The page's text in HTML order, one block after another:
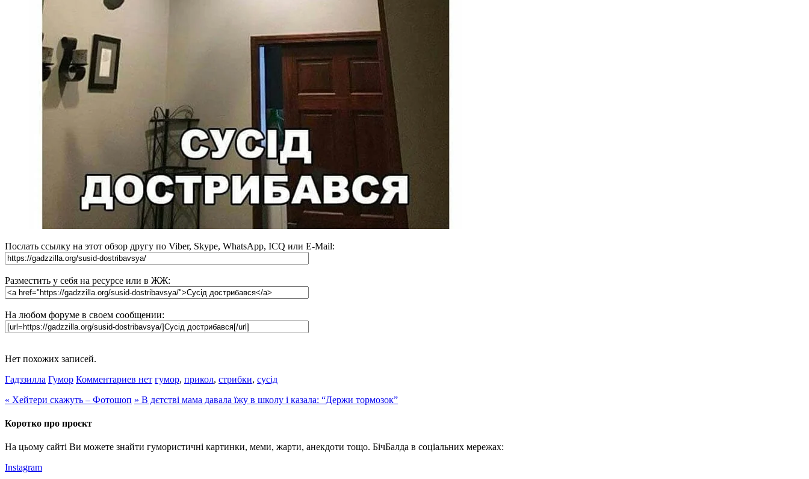
Послать ссылку на этот обзор другу по Viber, Skype, WhatsApp, ICQ или E-Mail:
Разместить у себя на ресурсе или в ЖЖ:
На любом форуме в своем сообщении:
Нет похожих записей.
Гадззилла Гумор Комментариев нет гумор, прикол, стрибки, сусід
« Хейтери скажуть – Фотошоп » В дєтстві мама давала їжу в школу і казала: “Держи тормозок”
Коротко про проєкт
На цьому сайті Ви можете знайти гумористичні картинки, меми, жарти, анекдоти тощо. БічБалда в соціальних мережах:
Instagram